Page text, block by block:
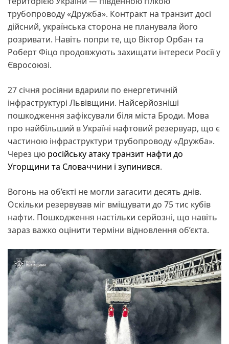
трубопроводу «Дружба». Контракт на транзит досі
дійсний, українська сторона не планувала його
розривати. Навіть попри те, що Віктор Орбан та
Роберт Фіцо продовжують захищати інтереси Росії у
Євросоюзі.
27 січня росіяни вдарили по енергетичній
інфраструктурі Львівщини. Найсерйозніші
пошкодження зафіксували біля міста Броди. Мова
про найбільший в Україні нафтовий резервуар, що є
частиною інфраструктури трубопроводу «Дружба».
Через цю російську атаку транзит нафти до
Угорщини та Словаччини і зупинився.
Вогонь на об’єкті не могли загасити десять днів.
Оскільки резервував міг вміщувати до 75 тис кубів
нафти. Пошкодження настільки серйозні, що навіть
зараз важко оцінити терміни відновлення об’єкта.